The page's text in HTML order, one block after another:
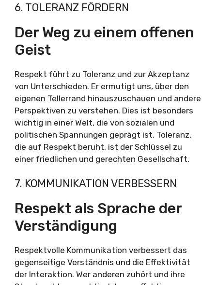
6. TOLERANZ FÖRDERN
Der Weg zu einem offenen
Geist
Respekt führt zu Toleranz und zur Akzeptanz
von Unterschieden. Er ermutigt uns, über den
eigenen Tellerrand hinauszuschauen und andere
Perspektiven zu verstehen. Dies ist besonders
wichtig in einer Welt, die von sozialen und
politischen Spannungen geprägt ist. Toleranz,
die auf Respekt beruht, ist der Schlüssel zu
einer friedlichen und gerechten Gesellschaft.
7. KOMMUNIKATION VERBESSERN
Respekt als Sprache der
Verständigung
Respektvolle Kommunikation verbessert das
gegenseitige Verständnis und die Effektivität
der Interaktion. Wer anderen zuhört und ihre